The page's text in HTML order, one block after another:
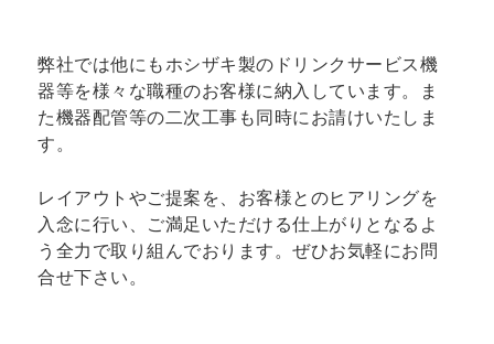
弊社では他にもホシザキ製のドリンクサービス機
器等を様々な職種のお客様に納入しています。ま
た機器配管等の二次工事も同時にお請けいたしま
す。
レイアウトやご提案を、お客様とのヒアリングを
入念に行い、ご満足いただける仕上がりとなるよ
う全力で取り組んでおります。ぜひお気軽にお問
合せ下さい。